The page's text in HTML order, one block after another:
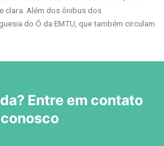
clara. Além dos ônibus dos
do Ó da EMTU, que também circulam
Entre em contato
conosco